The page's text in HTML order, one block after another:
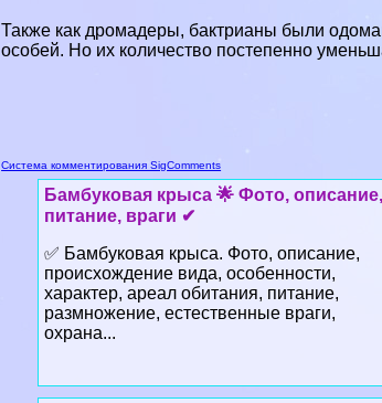
Также как дромадеры, бактрианы были
особей. Но их количество постепенно
Система комментирования SigComments
Бамбуковая крыса 🌟 Фото,
питание, враги ✔
✅ Бамбуковая крыса. Фото, описание,
происхождение вида, особенности,
хаpaктер, ареал обитания, питание,
размножение, естественные враги,
охрана...